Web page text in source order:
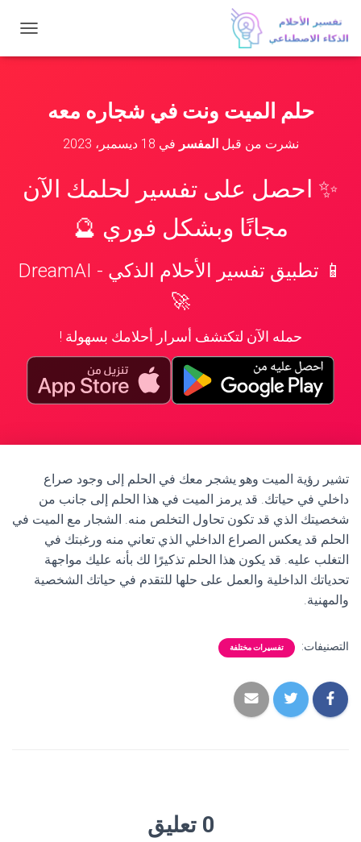
ب
ل
حلم الميت ونت في شجاره معه
نشرت من قبلالمفسر في 18 ديسمبر، 2023
✨ احصل على تفسير لحلمك الآن
مجانًا وبشكل فوري 🔮
📱 تطبيق تفسير الأحلام الذكي - DreamAI
🚀
حمله الآن لتكتشف أسرار أحلامك بسهولة !
تشير رؤية الميت وهو يشجر معك في الحلم إلى وجود صراع
داخلي في حياتك. قد يرمز الميت في هذا الحلم إلى جانب من
شخصيتك الذي قد تكون تحاول التخلص منه. الشجار مع الميت في
الحلم قد يعكس الصراع الداخلي الذي تعاني منه ورغبتك في
التغلب عليه. قد يكون هذا الحلم تذكيرًا لك بأنه عليك مواجهة
تحدياتك الداخلية والعمل على حلها للتقدم في حياتك الشخصية
والمهنية.
التصنيفات: تفسيرات مختلفة
0 تعليق